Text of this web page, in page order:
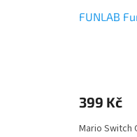
FUNLAB
399 Kč
Mario Switch